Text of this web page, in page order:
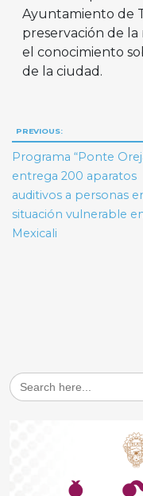
Ayuntamiento de
preservación de
el conocimiento
de la ciudad.
Navegación
de
entradas
PREVIOUS:
Programa “Ponte
entrega 200 aparatos
auditivos a personas
situación vulnerable
Mexicali
Search
for: